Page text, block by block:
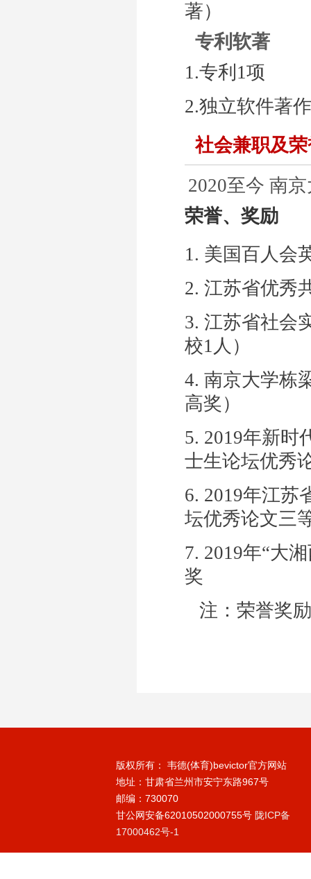
著）
专利软著
1.专利 1项
2.独立软件著
社会兼职及
2020至今 南
荣誉、奖励
1. 美国百人会
2. 江苏省优秀
3. 江苏省社会
校1 人）
4. 南京大学栋
高奖）
5. 2019年新时
士生论坛优秀
6. 2019年江苏
坛优秀论文三
7. 2019年“大
奖
注：荣誉奖
版权所有： 韦德(体育)bevictor官方网站
地址：甘肃省兰州市安宁东路967号
邮编：730070
甘公网安备62010502000755号 陇ICP备
17000462号-1